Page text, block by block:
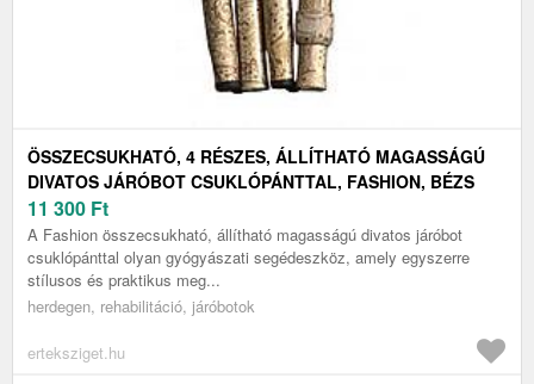
ÖSSZECSUKHATÓ, 4 RÉSZES, ÁLLÍTHATÓ MAGASSÁGÚ
DIVATOS JÁRÓBOT CSUKLÓPÁNTTAL, FASHION, BÉZS
KASMÍR
11 300 Ft
A Fashion összecsukható, állítható magasságú divatos járóbot
csuklópánttal olyan gyógyászati segédeszköz, amely egyszerre
stílusos és praktikus meg...
herdegen, rehabilitáció, járóbotok
erteksziget.hu